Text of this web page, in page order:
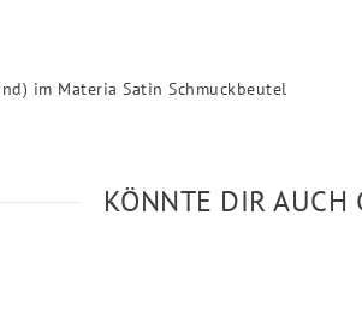
im Materia Satin Schmuckbeutel
KÖNNTE DIR AUCH